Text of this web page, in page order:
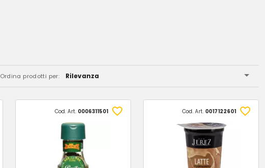
Ordina prodotti per: Rilevanza
Cod. Art. 0006311501 Cod. Art. 0017122601